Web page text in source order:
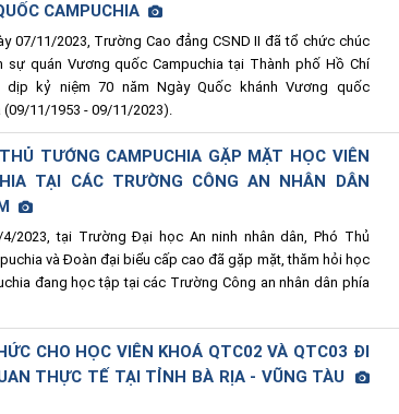
CAMPUCHIA
07/11/2023, Trường Cao đẳng CSND II đã tổ chức chúc
sự quán Vương quốc Campuchia tại Thành phố Hồ Chí
dịp kỷ niệm 70 năm Ngày Quốc khánh Vương quốc
(09/11/1953 - 09/11/2023).
TƯỚNG CAMPUCHIA GẶP MẶT HỌC VIÊN
TẠI CÁC TRƯỜNG CÔNG AN NHÂN DÂN
4/2023, tại Trường Đại học An ninh nhân dân, Phó Thủ
và Đoàn đại biểu cấp cao đã gặp mặt, thăm hỏi học
đang học tập tại các Trường Công an nhân dân phía
CHO HỌC VIÊN KHOÁ QTC02 VÀ QTC03 ĐI
THỰC TẾ TẠI TỈNH BÀ RỊA - VŨNG TÀU